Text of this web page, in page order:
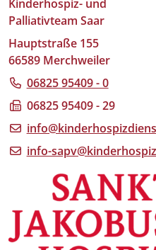
Kinderhospiz- und
Palliativteam Saar
Hauptstraße 155
66589 Merchweiler
06825 95409 - 0
06825 95409 - 29
info-